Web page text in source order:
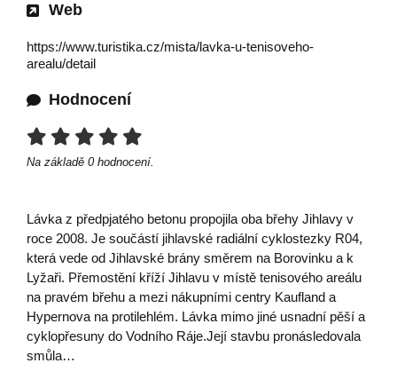
Web
https://www.turistika.cz/mista/lavka-u-tenisoveho-
arealu/detail
Hodnocení
Na základě 0 hodnocení.
Lávka z předpjatého betonu propojila oba břehy Jihlavy v
roce 2008. Je součástí jihlavské radiální cyklostezky R04,
která vede od Jihlavské brány směrem na Borovinku a k
Lyžaři. Přemostění kříží Jihlavu v místě tenisového areálu
na pravém břehu a mezi nákupními centry Kaufland a
Hypernova na protilehlém. Lávka mimo jiné usnadní pěší a
cyklopřesuny do Vodního Ráje.Její stavbu pronásledovala
smůla…